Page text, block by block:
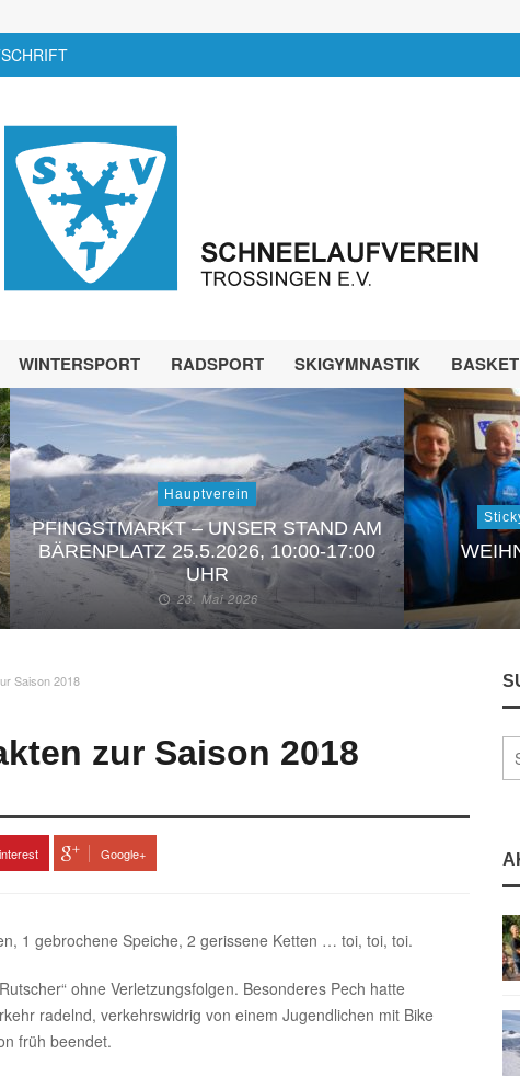
WINTERSPORT RADSPORT SKIGYMNASTIK
Hauptverein
PFINGSTMARKT – UNSER STAND AM
BÄRENPLATZ 25.5.2026, 10:00-17:00
UHR
23. Mai 2026
Saison 2018
zur Saison 2018
Google+
1 gebrochene Speiche, 2 gerissene Ketten … toi, toi, toi.
ohne Verletzungsfolgen. Besonderes Pech hatte
radelnd, verkehrswidrig von einem Jugendlichen mit Bike
früh beendet.